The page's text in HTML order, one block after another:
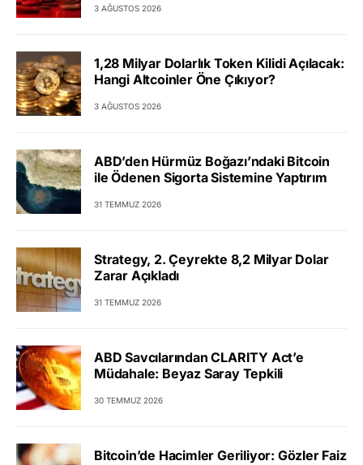
3 AĞUSTOS 2026
1,28 Milyar Dolarlık Token Kilidi Açılacak:
Hangi Altcoinler Öne Çıkıyor?
3 AĞUSTOS 2026
ABD’den Hürmüz Boğazı’ndaki Bitcoin
ile Ödenen Sigorta Sistemine Yaptırım
31 TEMMUZ 2026
Strategy, 2. Çeyrekte 8,2 Milyar Dolar
Zarar Açıkladı
31 TEMMUZ 2026
ABD Savcılarından CLARITY Act’e
Müdahale: Beyaz Saray Tepkili
30 TEMMUZ 2026
Bitcoin’de Hacimler Geriliyor: Gözler Faiz